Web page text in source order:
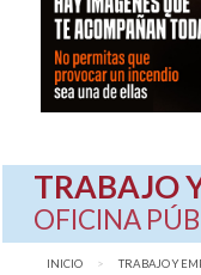
TRABAJO
OFICINA
INICIO TRABAJO Y